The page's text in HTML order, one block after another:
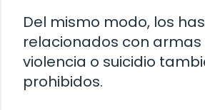
Del mismo modo, los
relacionados con armas
violencia o suicidio
prohibidos.